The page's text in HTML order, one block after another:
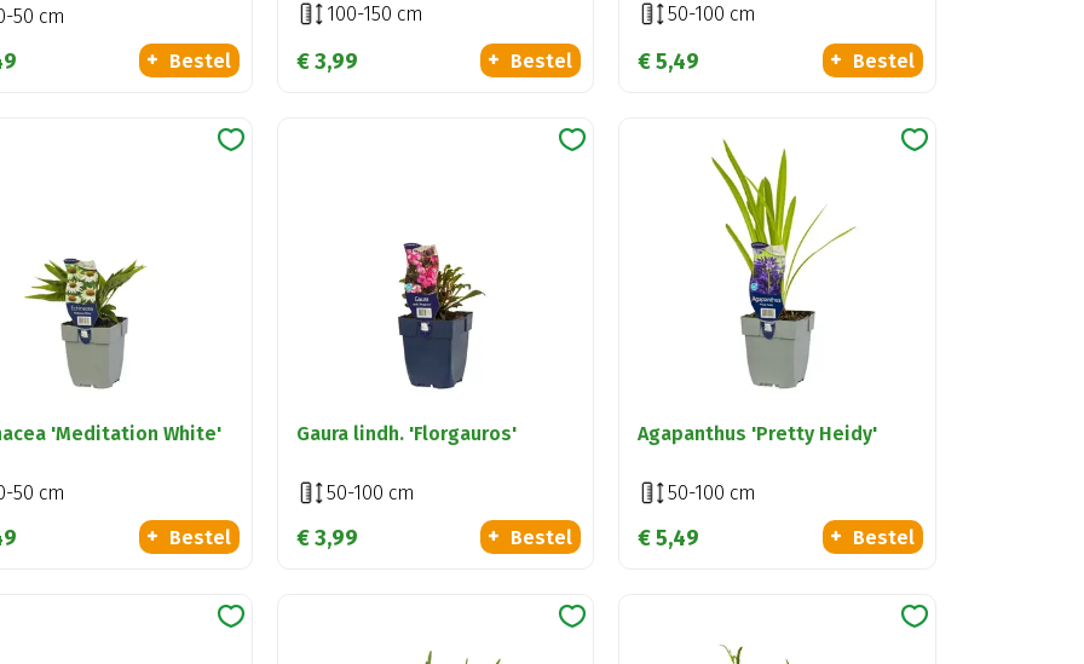
50 cm
Bestel
100-150 cm
€3,99 Bestel
50-100 cm
€ 5,49 Bestel
'Meditation White'
50 cm
Bestel
Gaura lindh. 'Florgauros'
50-100 cm
€3,99 Bestel
Agapanthus 'Pretty Heidy'
50-100 cm
€ 5,49 Bestel